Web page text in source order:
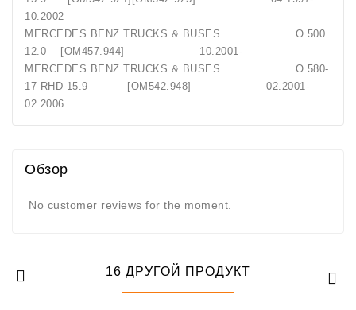
10.2002
MERCEDES BENZ TRUCKS & BUSES O 500
12.0 [OM457.944] 10.2001-
MERCEDES BENZ TRUCKS & BUSES O 580-
17 RHD 15.9 [OM542.948] 02.2001-
02.2006
Обзор
No customer reviews for the moment.
16 ДРУГОЙ ПРОДУКТ